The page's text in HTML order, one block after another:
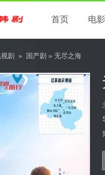
首页 电影
剧 » 国产剧 » 无尽之海